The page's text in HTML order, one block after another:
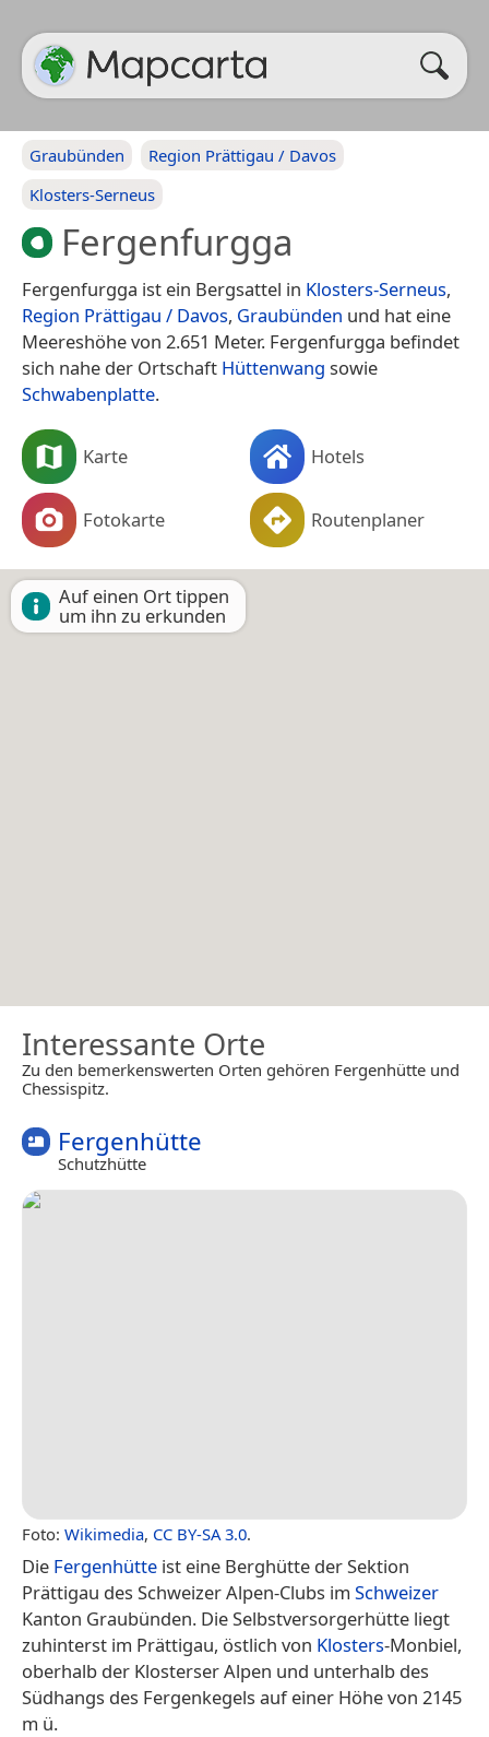
Graubünden
Region Prättigau / Davos
Klosters-Serneus
Fergenfurgga
Fergenfurgga ist ein Bergsattel in Klosters-Serneus,
Region Prättigau / Davos, Graubünden und hat eine
Meereshöhe von 2.651 Meter. Fergenfurgga befindet
sich nahe der Ortschaft Hüttenwang sowie
Schwabenplatte.
Karte Hotels
Fotokarte Routenplaner
Auf einen Ort tippen
um ihn zu erkunden
Interessante Orte
Zu den bemerkenswerten Orten gehören Fergenhütte und
Chessispitz.
Fergenhütte
Schutzhütte
Foto: Wikimedia, CC BY-SA 3.0.
Die Fergenhütte ist eine Berghütte der Sektion
Prättigau des Schweizer Alpen-Clubs im Schweizer
Kanton Graubünden. Die Selbstversorgerhütte liegt
zuhinterst im Prättigau, östlich von Klosters-Monbiel,
oberhalb der Klosterser Alpen und unterhalb des
Südhangs des Fergenkegels auf einer Höhe von 2145
m ü.